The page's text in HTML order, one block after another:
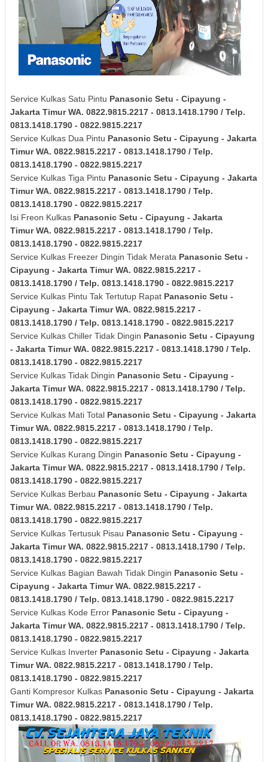
Service Kulkas Satu Pintu Panasonic Setu - Cipayung -
Jakarta TimurWA. 0822.9815.2217 - 0813.1418.1790 / Telp.
0813.1418.1790 - 0822.9815.2217
Service Kulkas Dua Pintu Panasonic Setu - Cipayung - Jakarta
TimurWA. 0822.9815.2217 - 0813.1418.1790 / Telp.
0813.1418.1790 - 0822.9815.2217
Service Kulkas Tiga Pintu Panasonic Setu - Cipayung - Jakarta
TimurWA. 0822.9815.2217 - 0813.1418.1790 / Telp.
0813.1418.1790 - 0822.9815.2217
Isi Freon Kulkas Panasonic Setu - Cipayung - Jakarta
TimurWA. 0822.9815.2217 - 0813.1418.1790 / Telp.
0813.1418.1790 - 0822.9815.2217
Service Kulkas Freezer Dingin Tidak Merata Panasonic Setu -
Cipayung - Jakarta TimurWA. 0822.9815.2217 -
0813.1418.1790 / Telp. 0813.1418.1790 - 0822.9815.2217
Service Kulkas Pintu Tak Tertutup Rapat Panasonic Setu -
Cipayung - Jakarta TimurWA. 0822.9815.2217 -
0813.1418.1790 / Telp. 0813.1418.1790 - 0822.9815.2217
Service Kulkas Chiller Tidak Dingin Panasonic Setu - Cipayung
- Jakarta TimurWA. 0822.9815.2217 - 0813.1418.1790 / Telp.
0813.1418.1790 - 0822.9815.2217
Service Kulkas Tidak Dingin Panasonic Setu - Cipayung -
Jakarta TimurWA. 0822.9815.2217 - 0813.1418.1790 / Telp.
0813.1418.1790 - 0822.9815.2217
Service Kulkas Mati Total Panasonic Setu - Cipayung - Jakarta
TimurWA. 0822.9815.2217 - 0813.1418.1790 / Telp.
0813.1418.1790 - 0822.9815.2217
Service Kulkas Kurang Dingin Panasonic Setu - Cipayung -
Jakarta TimurWA. 0822.9815.2217 - 0813.1418.1790 / Telp.
0813.1418.1790 - 0822.9815.2217
Service Kulkas Berbau Panasonic Setu - Cipayung - Jakarta
TimurWA. 0822.9815.2217 - 0813.1418.1790 / Telp.
0813.1418.1790 - 0822.9815.2217
Service Kulkas Tertusuk Pisau Panasonic Setu - Cipayung -
Jakarta TimurWA. 0822.9815.2217 - 0813.1418.1790 / Telp.
0813.1418.1790 - 0822.9815.2217
Service Kulkas Bagian Bawah Tidak Dingin Panasonic Setu -
Cipayung - Jakarta TimurWA. 0822.9815.2217 -
0813.1418.1790 / Telp. 0813.1418.1790 - 0822.9815.2217
Service Kulkas Kode Error Panasonic Setu - Cipayung -
Jakarta TimurWA. 0822.9815.2217 - 0813.1418.1790 / Telp.
0813.1418.1790 - 0822.9815.2217
Service Kulkas Inverter Panasonic Setu - Cipayung - Jakarta
TimurWA. 0822.9815.2217 - 0813.1418.1790 / Telp.
0813.1418.1790 - 0822.9815.2217
Ganti Kompresor Kulkas Panasonic Setu - Cipayung - Jakarta
TimurWA. 0822.9815.2217 - 0813.1418.1790 / Telp.
0813.1418.1790 - 0822.9815.2217